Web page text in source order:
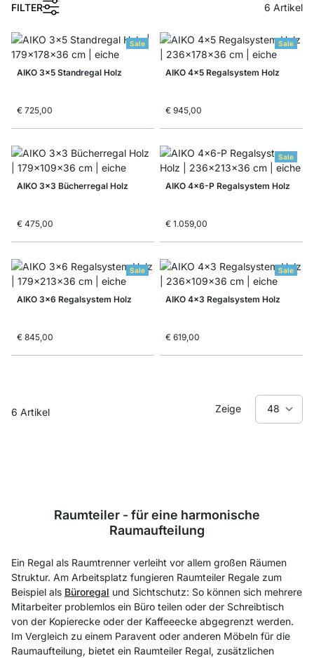
FILTER 6 Artikel
Sale
AIKO 3x5 Standregal Holz
€ 725,00
Sale
AIKO 4x5 Regalsystem Holz
€ 945,00
AIKO 3x3 Bücherregal Holz
€ 475,00
Sale
AIKO 4x6-P Regalsystem Holz
€ 1.059,00
Sale
AIKO 3x6 Regalsystem Holz
€ 845,00
Sale
AIKO 4x3 Regalsystem Holz
€ 619,00
6 Artikel Zeige
Raumteiler - für eine harmonische
Raumaufteilung
Ein Regal als Raumtrenner verleiht vor allem großen Räumen
Struktur. Am Arbeitsplatz fungieren Raumteiler Regale zum
Beispiel als Büroregal und Sichtschutz: So können sich mehrere
Mitarbeiter problemlos ein Büro teilen oder der Schreibtisch
von der Kopierecke oder der Kaffeeecke abgegrenzt werden.
Im Vergleich zu einem Paravent oder anderen Möbeln für die
Raumaufteilung, bietet ein Raumteiler Regal, zusätzlichen